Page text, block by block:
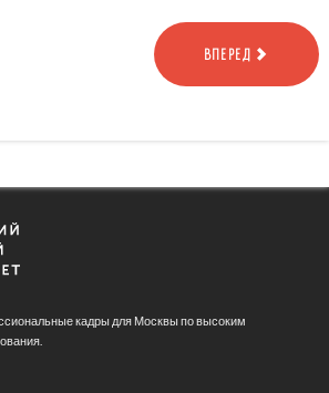
ВПЕРЕД
кадры для Москвы по высоким